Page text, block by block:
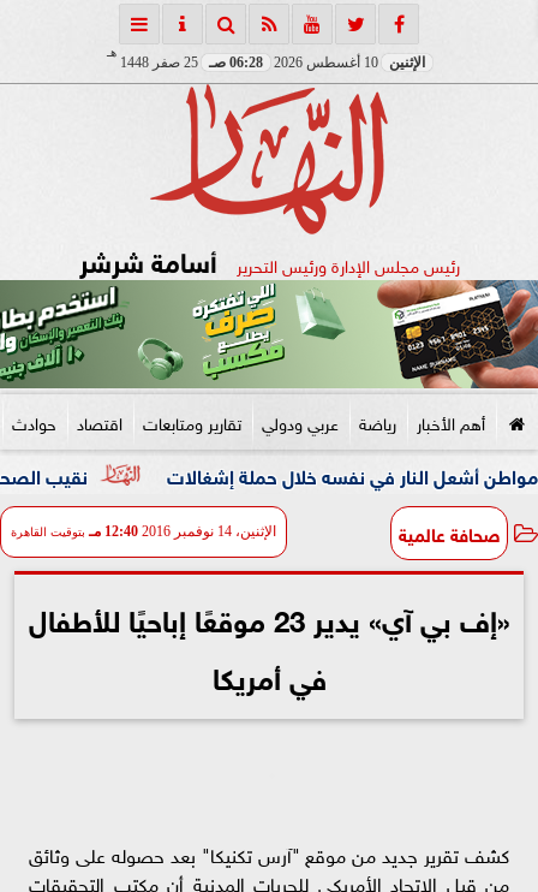
الإثنين 10 أغسطس 2026 06:28 صـ 25 صفر 1448
هـ
رئيس مجلس الإدارة ورئيس التحرير أسامة شرشر
أهم الأخبار رياضة عربي ودولي تقارير ومتابعات اقتصاد حوادث
نقيب الصحفيين النار في نفسه خلال حملة إشغالات
صحافة عالمية الإثنين، 14 نوفمبر 2016 12:40 مـ بتوقيت القاهرة
«إف بي آي» يدير 23 موقعًا إباحيًا للأطفال
في أمريكا
كشف تقرير جديد من موقع "آرس تكنيكا" بعد حصوله على وثائق
من قبل الاتحاد الأمريكي للحريات المدنية أن مكتب التحقيقات